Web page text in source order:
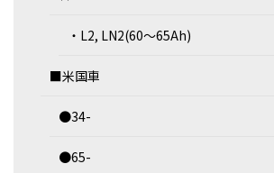
・L2, LN2(60～65Ah)
■米国車
●34-
●65-